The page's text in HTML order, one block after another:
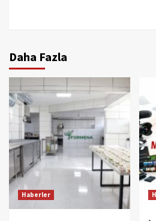
Daha Fazla
Haberler